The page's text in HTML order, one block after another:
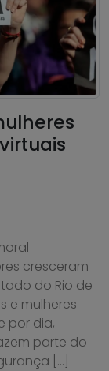
cresceram
do Rio de
e mulheres
por dia,
parte do
[…]